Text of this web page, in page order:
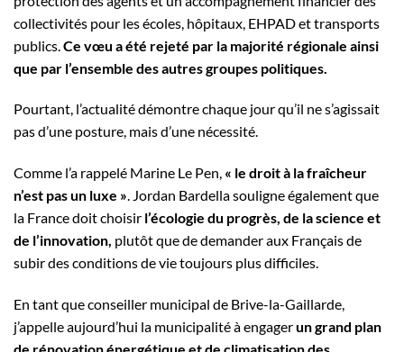
collectivités pour les écoles, hôpitaux, EHPAD et transports
publics. Ce vœu a été rejeté par la majorité régionale ainsi
que par l’ensemble des autres groupes politiques.
Pourtant, l’actualité démontre chaque jour qu’il ne s’agissait
pas d’une posture, mais d’une nécessité.
Comme l’a rappelé Marine Le Pen, « le droit à la fraîcheur
n’est pas un luxe ». Jordan Bardella souligne également que
la France doit choisir l’écologie du progrès, de la science et
de l’innovation, plutôt que de demander aux Français de
subir des conditions de vie toujours plus difficiles.
En tant que conseiller municipal de Brive-la-Gaillarde,
j’appelle aujourd’hui la municipalité à engagerun grand plan